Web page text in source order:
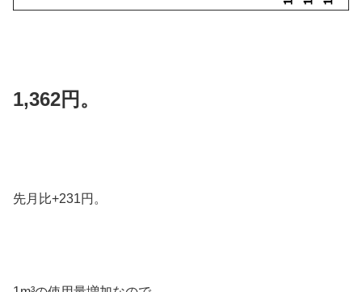
1,362円。
先月比+231円。